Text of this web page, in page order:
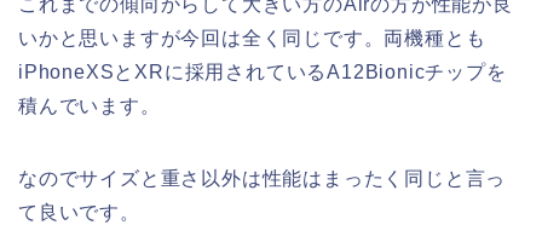
これまでの傾向からして大きい方のAirの方が性能が良
いかと思いますが今回は全く同じです。両機種とも
iPhoneXSとXRに採用されているA12Bionicチップを
積んでいます。
なのでサイズと重さ以外は性能はまったく同じと言っ
て良いです。